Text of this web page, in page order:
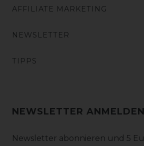
AFFILIATE MARKETING
NEWSLETTER
TIPPS
NEWSLETTER ANMELDEN
Newsletter abonnieren und 5